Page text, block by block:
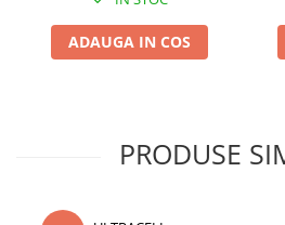
600 VA / 360 W
Tensiune nominala la intrare
Tensiune nominala la iesire
ADAUGA IN COS
PRODUSE